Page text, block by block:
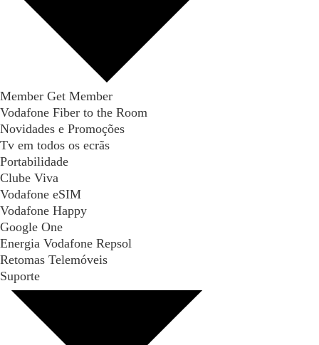
Member Get Member
Vodafone Fiber to the Room
Novidades e Promoções
Tv em todos os ecrãs
Portabilidade
Clube Viva
Vodafone eSIM
Vodafone Happy
Google One
Energia Vodafone Repsol
Retomas Telemóveis
Suporte